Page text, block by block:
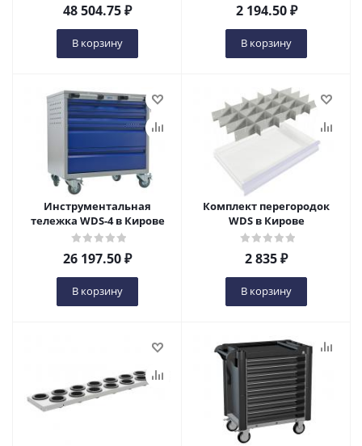
48 504.75₽
В корзину
2 194.50₽
В корзину
Инструментальная
тележка WDS-4 в Кирове
26 197.50₽
В корзину
Комплект перегородок
WDS в Кирове
2 835₽
В корзину